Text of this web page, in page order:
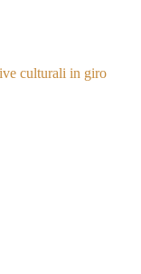
culturali in giro